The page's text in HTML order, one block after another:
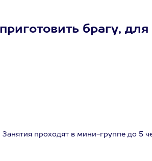
брагу,
Занятия проходят в мини-группе до 5